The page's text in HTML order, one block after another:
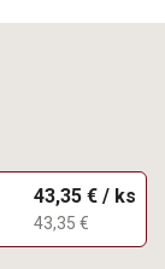
43,35 € / ks
43,35 €